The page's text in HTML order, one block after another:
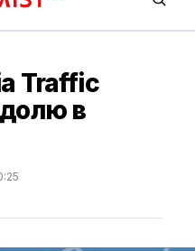
Traffic
в